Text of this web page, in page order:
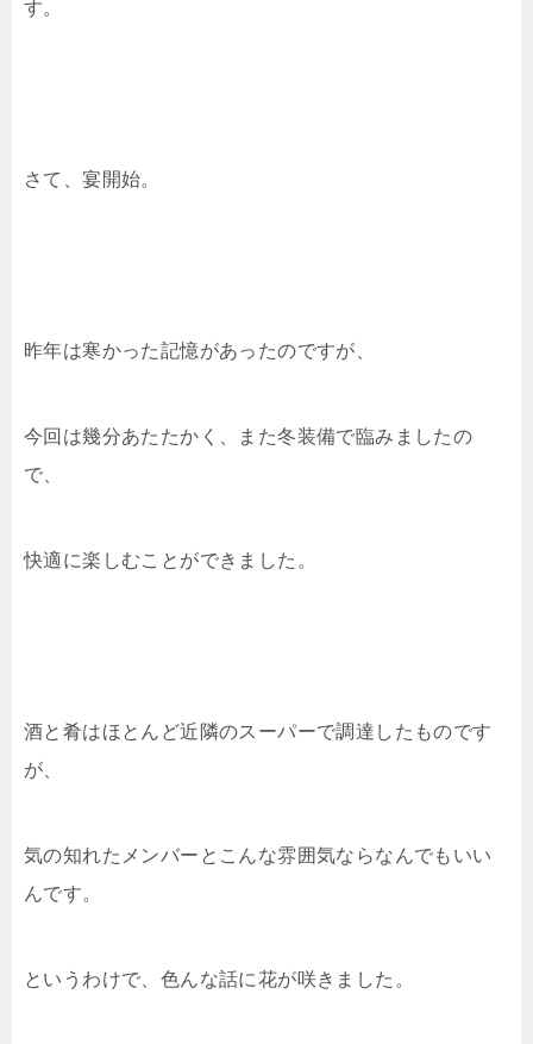
す。
さて、宴開始。
昨年は寒かった記憶があったのですが、
今回は幾分あたたかく、また冬装備で臨みましたの
で、
快適に楽しむことができました。
酒と肴はほとんど近隣のスーパーで調達したものです
が、
気の知れたメンバーとこんな雰囲気ならなんでもいい
んです。
というわけで、色んな話に花が咲きました。